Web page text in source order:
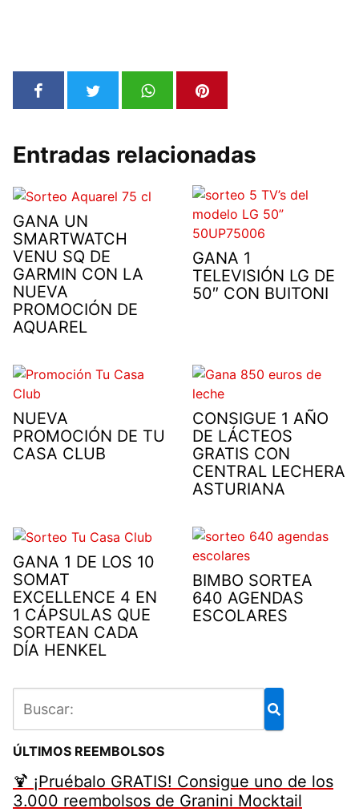
Entradas relacionadas
GANA UN
SMARTWATCH
VENU SQ DE
GARMIN CON LA
NUEVA
PROMOCIÓN DE
AQUAREL
GANA 1
TELEVISIÓN LG DE
50″ CON BUITONI
NUEVA
PROMOCIÓN DE TU
CASA CLUB
CONSIGUE 1 AÑO
DE LÁCTEOS
GRATIS CON
CENTRAL LECHERA
ASTURIANA
GANA 1 DE LOS 10
SOMAT
EXCELLENCE 4 EN
1 CÁPSULAS QUE
SORTEAN CADA
DÍA HENKEL
BIMBO SORTEA
640 AGENDAS
ESCOLARES
ÚLTIMOS REEMBOLSOS
🍹 ¡Pruébalo GRATIS! Consigue uno de los
3.000 reembolsos de Granini Mocktail